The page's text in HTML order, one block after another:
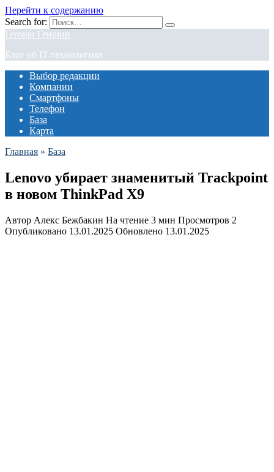
Перейти к содержанию
Search for:
Герман Геншин
Блог об IT-технологиях
Выбор редакции
Компании
Смартфоны
Телефон
База
Карта
Главная » База
Lenovo убирает знаменитый Trackpoint
в новом ThinkPad X9
Автор Алекс Бежбакин На чтение 3 мин Просмотров 2
Опубликовано 13.01.2025 Обновлено 13.01.2025